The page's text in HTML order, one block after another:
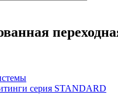
серия STANDARD